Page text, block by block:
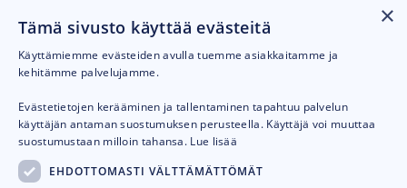
MAKSUTAVAT
×
Tämä sivusto käyttää evästeitä
Käyttämiemme evästeiden avulla tuemme asiakkaitamme ja
kehitämme palvelujamme.
Evästetietojen kerääminen ja tallentaminen tapahtuu palvelun
käyttäjän antaman suostumuksen perusteella. Käyttäjä voi muuttaa
suostumustaan milloin tahansa. Lue lisää
EHDOTTOMASTI VÄLTTÄMÄTTÖMÄT